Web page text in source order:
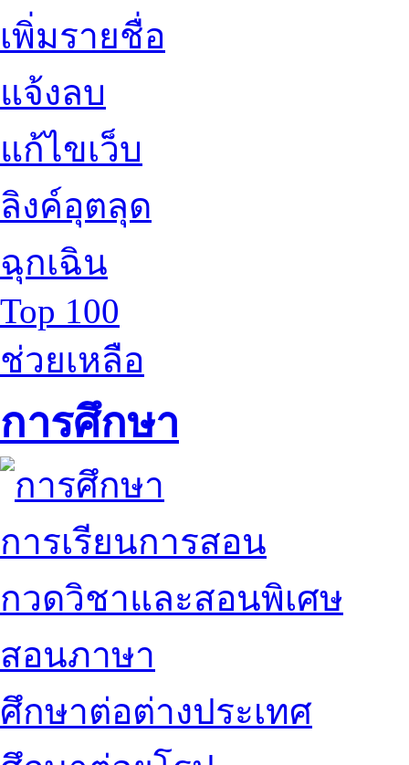
เพิ่มรายชื่อ
แจ้งลบ
แก้ไขเว็บ
ลิงค์อุตลุด
ฉุกเฉิน
Top 100
ช่วยเหลือ
การศึกษา
การเรียนการสอน
กวดวิชาและสอนพิเศษ
สอนภาษา
ศึกษาต่อต่างประเทศ